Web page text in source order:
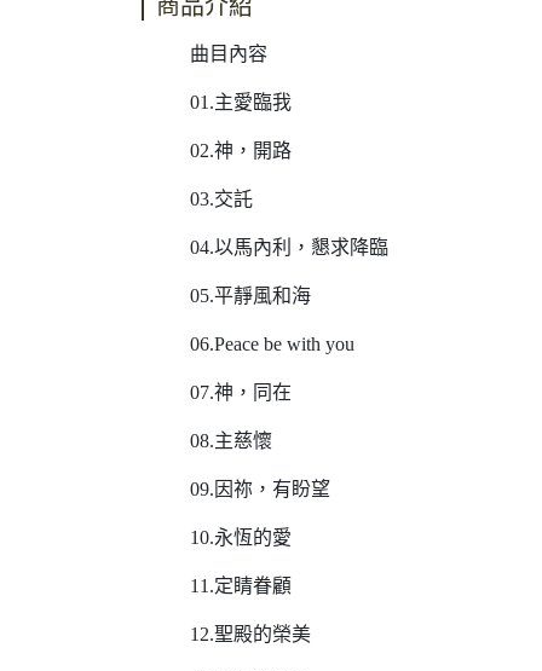
商品介紹
曲目內容
01.主愛臨我
02.神，開路
03.交託
04.以馬內利，懇求降臨
05.平靜風和海
06.Peace be with you
07.神，同在
08.主慈懷
09.因祢，有盼望
10.永恆的愛
11.定睛眷顧
12.聖殿的榮美